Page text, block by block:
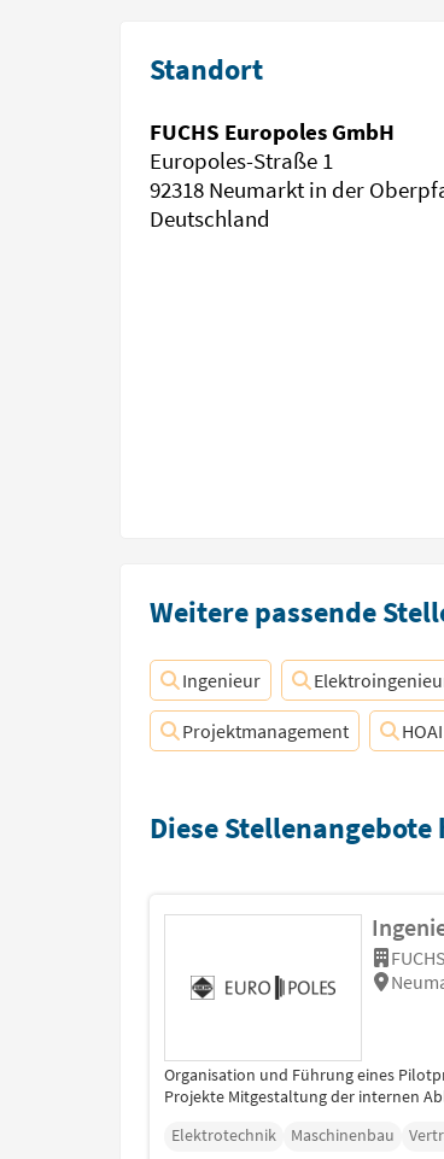
Standort
FUCHS Europoles GmbH
Europoles-Straße 1
92318 Neumarkt in der
Deutschland
Weitere passende
Ingenieur
Projektmanagement HOAI
Diese
Organisation und Führung eines
Projekte Mitgestaltung der internen
Elektrotechnik
Maschinenbau